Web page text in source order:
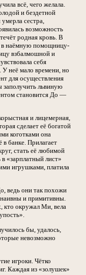
всё, чего желала.
и бездетной
сестра,
возможность
родная кровь. В
в наёмную помощницу-
взбалмошной и
себя
У неё мало времени, но
для осуществления
заполучить львиную
становится До —
и лицемерная,
сделает её богатой
коготками она
в банке. Прилагает
стать её любимой
«зарплатный лист»
игрушками, платила
ведь они так похожи
и примитивны.
кто окружал Ми, вела
бы, удалось,
невозможно
игроки. Чётко
Каждая из «золушек»